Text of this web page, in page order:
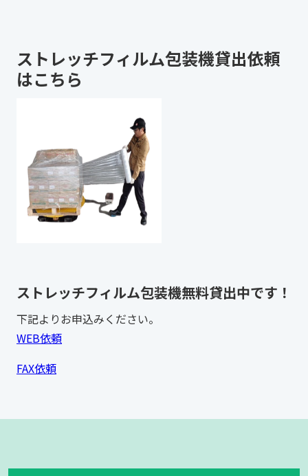
ストレッチフィルム包装機貸出依頼
はこちら
ストレッチフィルム包装機無料貸出中です！
下記よりお申込みください。
WEB依頼
FAX依頼